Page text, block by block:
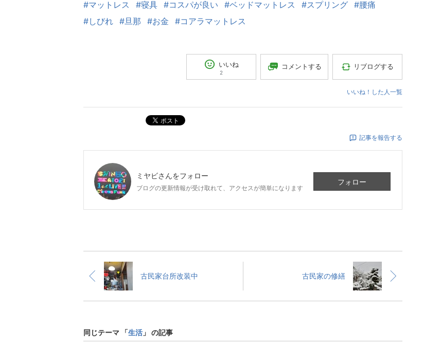
#マットレス #寝具 #コスパが良い #ベッドマットレス #スプリング #腰痛
#しびれ #旦那 #お金 #コアラマットレス
いいね
2
コメントする リブログする
いいね！した人一覧
ポスト
記事を報告する
ミヤビさんをフォロー
ブログの更新情報が受け取れて、アクセスが簡単になります
フォロー
古民家台所改装中 古民家の修繕
同じテーマ 「生活 」 の記事